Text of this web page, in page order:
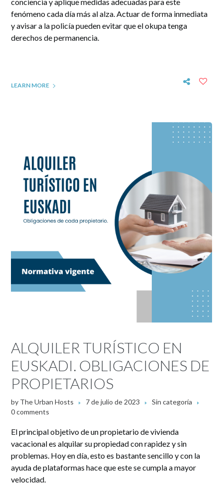
fenómeno cada día más al alza. Actuar de forma inmediata
y avisar a la policía pueden evitar que el okupa tenga
derechos de permanencia.
LEARN MORE
ALQUILER TURÍSTICO EN
EUSKADI. OBLIGACIONES DE
PROPIETARIOS
by The Urban Hosts 7 de julio de 2023
Sin categoría
0 comments
El principal objetivo de un propietario de vivienda
vacacional es alquilar su propiedad con rapidez y sin
problemas. Hoy en día, esto es bastante sencillo y con la
ayuda de plataformas hace que este se cumpla a mayor
velocidad.